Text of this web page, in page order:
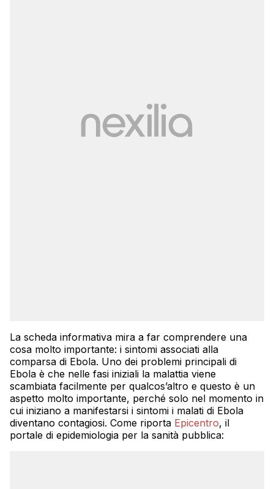
La scheda informativa mira a far comprendere una
cosa molto importante: i sintomi associati alla
comparsa di Ebola. Uno dei problemi principali di
Ebola è che nelle fasi iniziali la malattia viene
scambiata facilmente per qualcos’altro e questo è un
aspetto molto importante, perché solo nel momento in
cui iniziano a manifestarsi i sintomi i malati di Ebola
diventano contagiosi. Come riporta Epicentro, il
portale di epidemiologia per la sanità pubblica: